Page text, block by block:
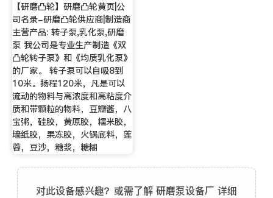
【研磨凸轮】研磨凸轮黄页|公
司名录-研磨凸轮供应商|制造商
主营产品: 转子泵,乳化泵,研磨
泵 我公司是专业生产制造《双
凸轮转子泵》和《均质乳化泵》
的厂家。 转子泵可以自吸8到
10米。扬程120米，凡是可以
流动的物料与高浓度和高粘度介
质和带颗粒的物料，豆瓣酱，八
宝粥，硅胶，黄原胶，糯米胶，
墙纸胶，果冻胶，火锅底料，莲
蓉，豆沙，糖浆，糖糊
对此设备感兴趣？或需了解 研磨泵设备厂 详细